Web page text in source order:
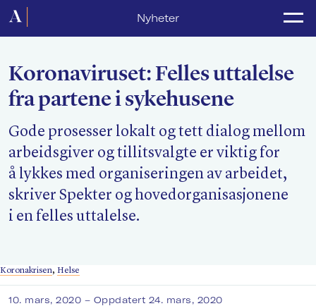
Nyheter
Forside
Lønnsoppgjør
Medlemsforeninger
Kurs og konferanser
For media
Akademikerne Pluss
Om Akademikerne
Koronaviruset: Felles uttalelse
fra partene i sykehusene
Gode prosesser lokalt og tett dialog mellom
arbeidsgiver og tillitsvalgte er viktig for
å lykkes med organiseringen av arbeidet,
skriver Spekter og hovedorganisasjonene
i en felles uttalelse.
Koronakrisen, Helse
10. mars, 2020 – Oppdatert 24. mars, 2020